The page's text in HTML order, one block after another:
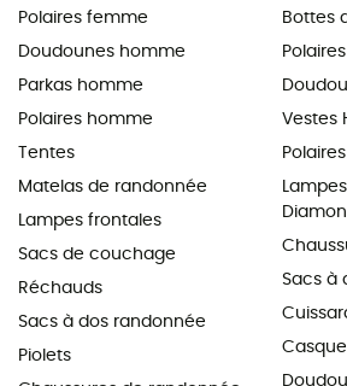
Polaires femme
Doudounes homme
Parkas homme
Polaires homme
Tentes
Matelas de randonnée
Lampes frontales
Sacs de couchage
Réchauds
Sacs à dos randonnée
Piolets
Bottes
Vestes
Sacs à